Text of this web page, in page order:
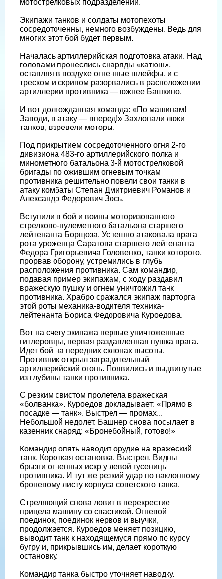
мотострелковых подразделений.
Экипажи танков и солдаты мотопехоты
сосредоточенны, немного возбуждены. Ведь для
многих этот бой будет первым.
Началась артиллерийская подготовка атаки. Над
головами пронеслись снаряды «катюш»,
оставляя в воздухе огненные шлейфы, и с
треском и скрипом разорвались в расположении
артиллерии противника — южнее Башкино.
И вот долгожданная команда: «По машинам!
Заводи, в атаку — вперед!» Захлопали люки
танков, взревели моторы.
Под прикрытием сосредоточенного огня 2-го
дивизиона 483-го артиллерийского полка и
минометного батальона 3-й мотострелковой
бригады по ожившим огневым точкам
противника решительно повели свои танки в
атаку комбаты Степан Дмитриевич Романов и
Александр Федорович Зось.
Вступили в бой и воины моторизованного
стрелково-пулеметного батальона старшего
лейтенанта Борщоза. Успешно атаковала врага
рота уроженца Саратова старшего лейтенанта
Федора Григорьевича Головенко, танки которого,
прорвав оборону, устремились в глубь
расположения противника. Сам командир,
подавая пример экипажам, с ходу раздавил
вражескую пушку и огнем уничтожил танк
противника. Храбро сражался экипаж парторга
этой роты механика-водителя техника-
лейтенанта Бориса Федоровича Куроедова.
Вот на счету экипажа первые уничтоженные
гитлеровцы, первая раздавленная пушка врага.
Идет бой на передних склонах высоты.
Противник открыл заградительный
артиллерийский огонь. Появились и выдвинутые
из глубины танки противника.
С резким свистом пролетела вражеская
«болванка». Куроедов докладывает: «Прямо в
посадке — танк». Выстрел — промах...
Небольшой недолет. Башнер снова посылает в
казенник снаряд: «Бронебойный, готово!»
Командир опять наводит орудие на вражеский
танк. Короткая остановка. Выстрел. Видны
брызги огненных искр у левой гусеницы
противника. И тут же резкий удар по наклонному
броневому листу корпуса советского танка.
Стреляющий снова ловит в перекрестие
прицела машину со свастикой. Огневой
поединок, поединок нервов и выучки,
продолжается. Куроедов меняет позицию,
выводит танк к находящемуся прямо по курсу
бугру и, прикрывшись им, делает короткую
остановку.
Командир танка быстро уточняет наводку.